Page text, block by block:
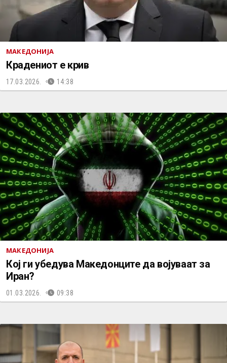
МАКЕДОНИЈА
Крадениот е крив
17.03.2026. 14:38
МАКЕДОНИЈА
Кој ги убедува Македонците да војуваат за
Иран?
01.03.2026. 09:38